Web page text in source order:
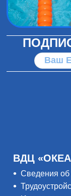
ВДЦ
Сведения об